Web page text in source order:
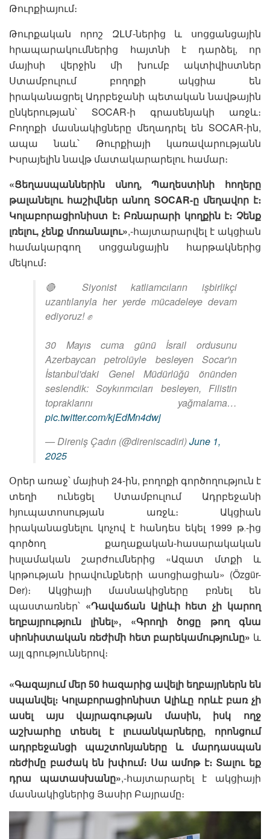
Թուրքիայում։
Թուրքական որոշ ԶԼՄ-ներից և սոցցանցային
հրապարակումներից հայտնի է դարձել, որ
մայիսի վերջին մի խումբ ակտիվիստներ
Ստամբուլում բողոքի ակցիա են
իրականացրել Ադրբեջանի պետական նավթային
ընկերության՝ SOCAR-ի գրասենյակի առջև։
Բողոքի մասնակիցները մեղադրել են SOCAR-ին,
ապա նաև՝ Թուրքիայի կառավարությանն
Իսրայելին նավթ մատակարարելու համար։
«Ցեղասպաններին սնող, Պաղեստինի հողերը
թալանելու հաշիվներ անող SOCAR-ը մեղավոր է։
Կոլաբորացիոնիստ է։ Բռնարարի կողքին է։ Չենք
լռելու, չենք մոռանալու»,-հայտարարվել է ակցիան
համակարգող սոցցանցային հարթակներից
մեկում։
🔴 Siyonist katliamcıların işbirlikçi
uzantılarıyla her yerde mücadeleye devam
ediyoruz! ✊
30 Mayıs cuma günü İsrail ordusunu
Azerbaycan petrolüyle besleyen Socar'ın
İstanbul'daki Genel Müdürlüğü önünden
seslendik: Soykırımcıları besleyen, Filistin
topraklarını yağmalama…
pic.twitter.com/kjEdMn4dwj
— Direniş Çadırı (@direniscadiri)June 1,
2025
Օրեր առաջ՝ մայիսի 24-ին, բողոքի գործողություն է
տեղի ունեցել Ստամբուլում Ադրբեջանի
հյուպատոսության առջև։ Ակցիան
իրականացնելու կոչով է հանդես եկել 1999 թ․-ից
գործող քաղաքական-հասարակական
իսլամական շարժումներից «Ազատ մտքի և
կրթության իրավունքների ասոցիացիան» (Özgür-
Der)։ Ակցիայի մասնակիցները բռնել են
պաստառներ՝ «Դավաճան Ալիևի հետ չի կարող
եղբայրություն լինել», «Գրողի ծոցը թող գնա
սիոնիստական ռեժիմի հետ բարեկամությունը» և
այլ գրություններով։
«Գազայում մեր 50 հազարից ավելի եղբայրներն են
սպանվել։ Կոլաբորացիոնիստ Ալիևը որևէ բառ չի
ասել այս վայրագության մասին, իսկ ողջ
աշխարհը տեսել է լուսանկարները, որոնցում
ադրբեջանցի պաշտոնյաները և մարդասպան
ռեժիմը բաժակ են խփում։ Սա ամոթ է։ Տալու եք
դրա պատասխանը»,-հայտարարել է ակցիայի
մասնակիցներից Յասիր Բայրամը։